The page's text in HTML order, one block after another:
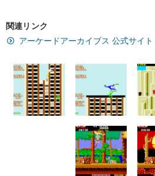
関連リンク
アーケードアーカイブス 公式サイト